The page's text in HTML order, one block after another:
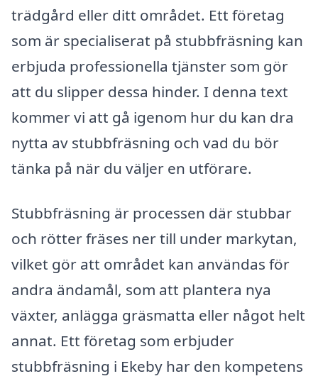
trädgård eller ditt området. Ett företag
som är specialiserat på stubbfräsning kan
erbjuda professionella tjänster som gör
att du slipper dessa hinder. I denna text
kommer vi att gå igenom hur du kan dra
nytta av stubbfräsning och vad du bör
tänka på när du väljer en utförare.
Stubbfräsning är processen där stubbar
och rötter fräses ner till under markytan,
vilket gör att området kan användas för
andra ändamål, som att plantera nya
växter, anlägga gräsmatta eller något helt
annat. Ett företag som erbjuder
stubbfräsning i Ekeby har den kompetens